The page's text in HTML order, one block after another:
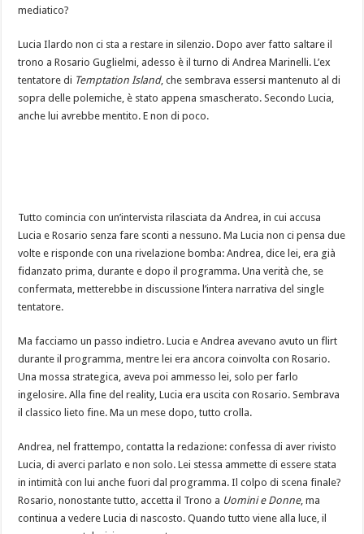
mediatico?
Lucia Ilardo non ci sta a restare in silenzio. Dopo aver fatto saltare il
trono a Rosario Guglielmi, adesso è il turno di Andrea Marinelli. L’ex
tentatore di Temptation Island, che sembrava essersi mantenuto al di
sopra delle polemiche, è stato appena smascherato. Secondo Lucia,
anche lui avrebbe mentito. E non di poco.
Tutto comincia con un’intervista rilasciata da Andrea, in cui accusa
Lucia e Rosario senza fare sconti a nessuno. Ma Lucia non ci pensa due
volte e risponde con una rivelazione bomba: Andrea, dice lei, era già
fidanzato prima, durante e dopo il programma. Una verità che, se
confermata, metterebbe in discussione l’intera narrativa del single
tentatore.
Ma facciamo un passo indietro. Lucia e Andrea avevano avuto un flirt
durante il programma, mentre lei era ancora coinvolta con Rosario.
Una mossa strategica, aveva poi ammesso lei, solo per farlo
ingelosire. Alla fine del reality, Lucia era uscita con Rosario. Sembrava
il classico lieto fine. Ma un mese dopo, tutto crolla.
Andrea, nel frattempo, contatta la redazione: confessa di aver rivisto
Lucia, di averci parlato e non solo. Lei stessa ammette di essere stata
in intimità con lui anche fuori dal programma. Il colpo di scena finale?
Rosario, nonostante tutto, accetta il Trono a Uomini e Donne, ma
continua a vedere Lucia di nascosto. Quando tutto viene alla luce, il